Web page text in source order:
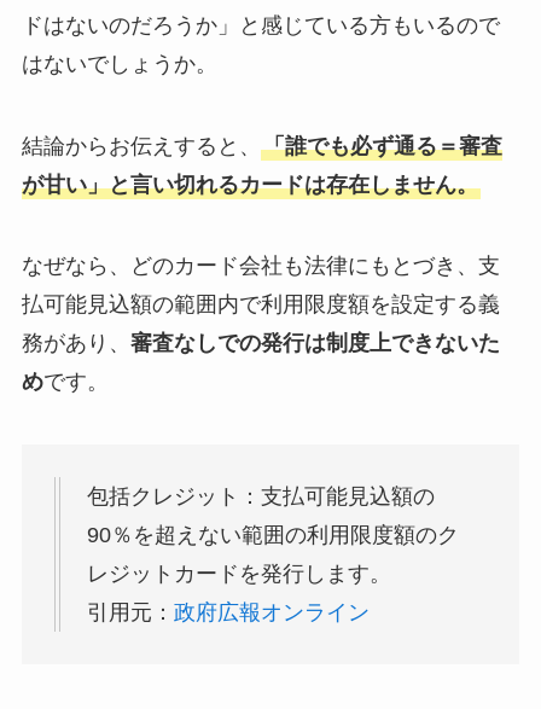
ドはないのだろうか」と感じている方もいるので
はないでしょうか。
結論からお伝えすると、 「誰でも必ず通る＝審査
が甘い」と言い切れるカードは存在しません。
なぜなら、どのカード会社も法律にもとづき、支
払可能見込額の範囲内で利用限度額を設定する義
務があり、 審査なしでの発行は制度上できないた
めです。
包括クレジット：支払可能見込額の
90％を超えない範囲の利用限度額のク
レジットカードを発行します。
引用元： 政府広報オンライン